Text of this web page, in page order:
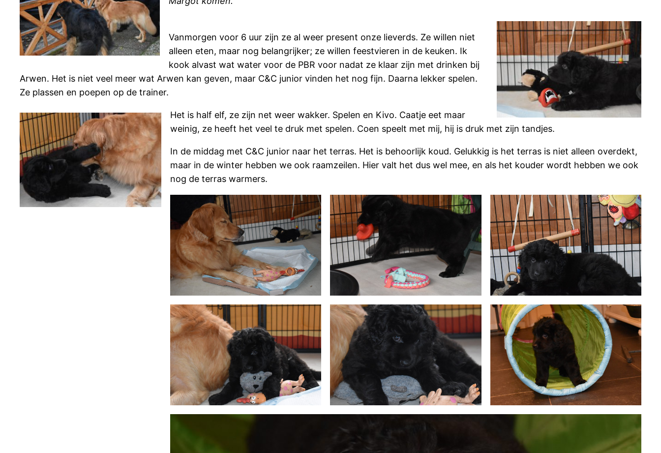
Vanmorgen voor 6 uur zijn ze al weer present onze lieverds. Ze willen niet
alleen eten, maar nog belangrijker; ze willen feestvieren in de keuken. Ik
kook alvast wat water voor de PBR voor nadat ze klaar zijn met drinken bij
Arwen. Het is niet veel meer wat Arwen kan geven, maar C&C junior vinden het nog fijn. Daarna lekker spelen.
Ze plassen en poepen op de trainer.
Het is half elf, ze zijn net weer wakker. Spelen en Kivo. Caatje eet maar
weinig, ze heeft het veel te druk met spelen. Coen speelt met mij, hij is druk met zijn tandjes.
In de middag met C&C junior naar het terras. Het is behoorlijk koud. Gelukkig is het terras is niet alleen overdekt,
maar in de winter hebben we ook raamzeilen. Hier valt het dus wel mee, en als het kouder wordt hebben we ook
nog de terras warmers.